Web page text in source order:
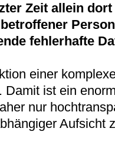
Zeit allein
fehlerhafte
einer
Damit ist ein
nur
Aufsicht